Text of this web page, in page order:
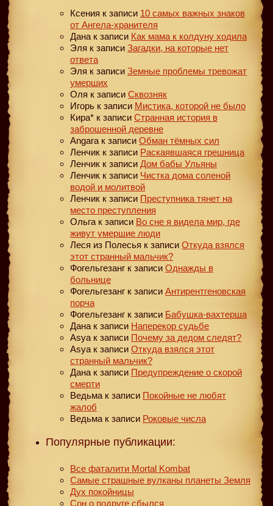
Ксения к записи 10 самых важных знаков
от Ангела-хранителя
Дана к записи Как мама к колдуну ходила
Эля к записи Загадки, на которые нет
ответа
Эля к записи Земные проблемы тревожат
умерших
Оля к записи Сквозняк
Игорь к записи Мистика, которой не было
Кира* к записи Странная история в
заброшенной деревне
Angara к записи Обман тёмных сил
Ленчик к записи Раскаявшаяся грешница
Ленчик к записи Дом бабы Ульяны
Ленчик к записи Чистка дома соленой
водой и молитвой
Ленчик к записи Преступника тянет на
место преступления
Ольга к записи Во сне я видела мир, где
живут умершие люди
Леся из Полесья к записи Откуда взялся
этот странный мальчик?
Фогельгезанг к записи Однажды в
больнице
Фогельгезанг к записи Антирентгеновская
порча
Фогельгезанг к записи Бабушка-вахтерша
Дана к записи Наперекор судьбе
Asya к записи Почему за дедом следят?
Asya к записи Откуда взялся этот
странный мальчик?
Дана к записи Предупреждение о скорой
смерти
Ведьма к записи Покойные не любят
жалоб
Ведьма к записи Роковые числа
Популярные публикации:
Все фаталити Mortal Kombat
Самые страшные вулканы планеты Земля
Дух покойницы
Сон о подруге сбылся